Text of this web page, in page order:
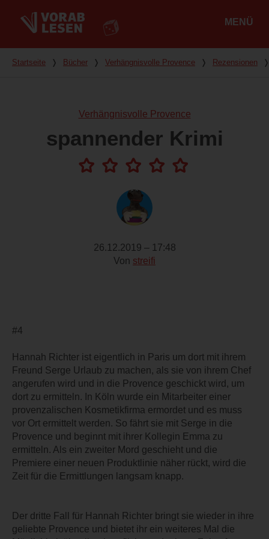
MENÜ
Du bist hier
Startseite ❭ Bücher ❭ Verhängnisvolle Provence ❭ Rezensionen ❭
Verhängnisvolle Provence
spannender Krimi
26.12.2019 – 17:48
Von streifi
#4
Hannah Richter ist eigentlich in Paris um dort mit ihrem
Freund Serge Urlaub zu machen, als sie von ihrem Chef
angerufen wird und in die Provence geschickt wird, um
dort zu ermitteln. In Köln wurde ein Mitarbeiter einer
provenzalischen Kosmetikfirma ermordet und es muss
vor Ort ermittelt werden. So fährt sie mit Serge in die
Provence und beginnt mit ihrer Kollegin Emma zu
ermitteln. Als ein zweiter Mord geschieht und die
Premiere einer neuen Produktlinie näher rückt, wird die
Zeit für die Ermittlungen langsam knapp.
Der dritte Fall für Hannah Richter bringt sie wieder in ihre
geliebte Provence und bietet ihr ein weiteres Mal die